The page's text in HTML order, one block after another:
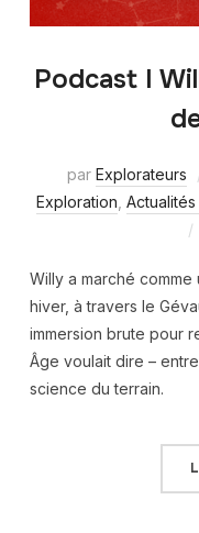
Podcast I
par Explorateurs
Exploration
Willy a marché comme
hiver, à travers le
immersion brute pour
Âge voulait dire –
science du terrain.